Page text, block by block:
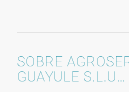
SOBRE
GUAYULE S.L.U…